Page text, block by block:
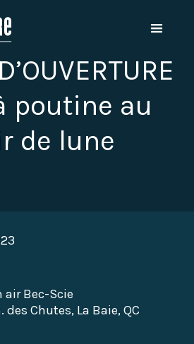
poutine au
de lune
air Bec-Scie
des Chutes, La Baie, QC